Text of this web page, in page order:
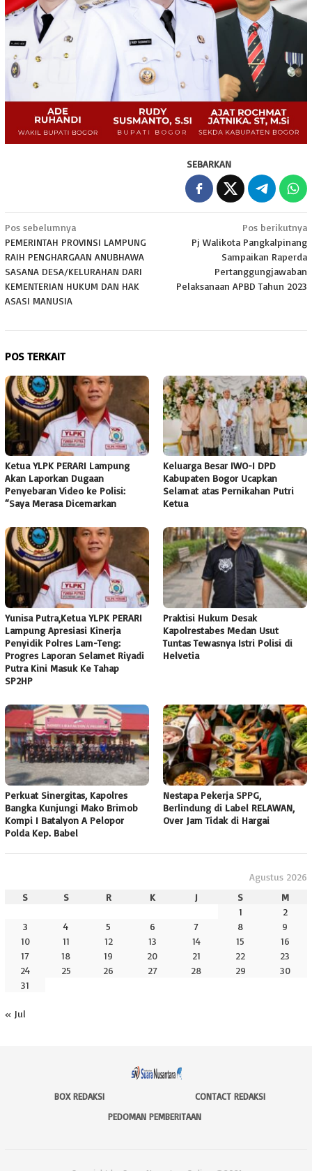
SEBARKAN
Navigasi
pos
Pos sebelumnya
PEMERINTAH PROVINSI LAMPUNG
RAIH PENGHARGAAN ANUBHAWA
SASANA DESA/KELURAHAN DARI
KEMENTERIAN HUKUM DAN HAK
ASASI MANUSIA
Pos berikutnya
Pj Walikota Pangkalpinang
Sampaikan Raperda
Pertanggungjawaban
Pelaksanaan APBD Tahun 2023
POS TERKAIT
Ketua YLPK PERARI Lampung
Akan Laporkan Dugaan
Penyebaran Video ke Polisi:
“Saya Merasa Dicemarkan
Keluarga Besar IWO-I DPD
Kabupaten Bogor Ucapkan
Selamat atas Pernikahan Putri
Ketua
Yunisa Putra,Ketua YLPK PERARI
Lampung Apresiasi Kinerja
Penyidik Polres Lam-Teng:
Progres Laporan Selamet Riyadi
Putra Kini Masuk Ke Tahap
SP2HP
Praktisi Hukum Desak
Kapolrestabes Medan Usut
Tuntas Tewasnya Istri Polisi di
Helvetia
Perkuat Sinergitas, Kapolres
Bangka Kunjungi Mako Brimob
Kompi I Batalyon A Pelopor
Polda Kep. Babel
Nestapa Pekerja SPPG,
Berlindung di Label RELAWAN,
Over Jam Tidak di Hargai
Agustus 2026
S
S R K J S
M
1
2
3
4 5 6 7 8
9
10
11 12 13 14 15
16
17
18 19 20 21 22
23
24
25 26 27 28 29
30
31
« Jul
BOX REDAKSI
CONTACT REDAKSI
PEDOMAN PEMBERITAAN